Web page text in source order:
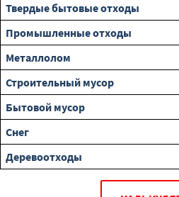
Твердые бытовые отходы
Промышленные отходы
Металлолом
Строительный мусор
Бытовой мусор
Снег
Деревоотходы